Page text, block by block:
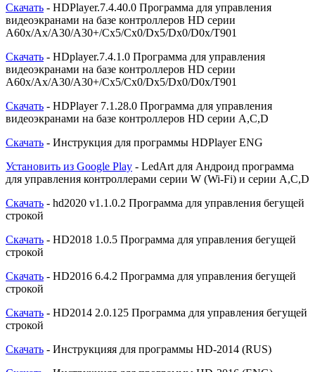
Скачать - HDPlayer.7.4.40.0 Программа для управления
видеоэкранами на базе контроллеров HD серии
A60x/Ax/A30/A30+/Cx5/Cx0/Dx5/Dx0/D0x/T901
Скачать - HDplayer.7.4.1.0 Программа для управления
видеоэкранами на базе контроллеров HD серии
A60x/Ax/A30/A30+/Cx5/Cx0/Dx5/Dx0/D0x/T901
Скачать - HDPlayer 7.1.28.0 Программа для управления
видеоэкранами на базе контроллеров HD серии A,C,D
Скачать - Инструкция для программы HDPlayer ENG
Установить из Google Play - LedArt для Андроид программа
для управления контроллерами серии W (Wi-Fi) и серии A,C,D
Скачать - hd2020 v1.1.0.2 Программа для управления бегущей
строкой
Скачать - HD2018 1.0.5 Программа для управления бегущей
строкой
Скачать - HD2016 6.4.2 Программа для управления бегущей
строкой
Скачать - HD2014 2.0.125 Программа для управления бегущей
строкой
Скачать - Инструкцияя для программы HD-2014 (RUS)